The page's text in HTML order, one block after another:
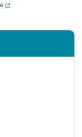
(ouverture dans un
un nouvel onglet)
dans un